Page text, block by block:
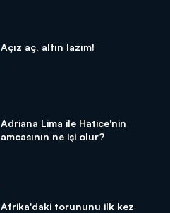
Açız aç, altın lazım!
Adriana Lima ile Hatice'nin
amcasının ne işi olur?
Afrika'daki torununu ilk kez